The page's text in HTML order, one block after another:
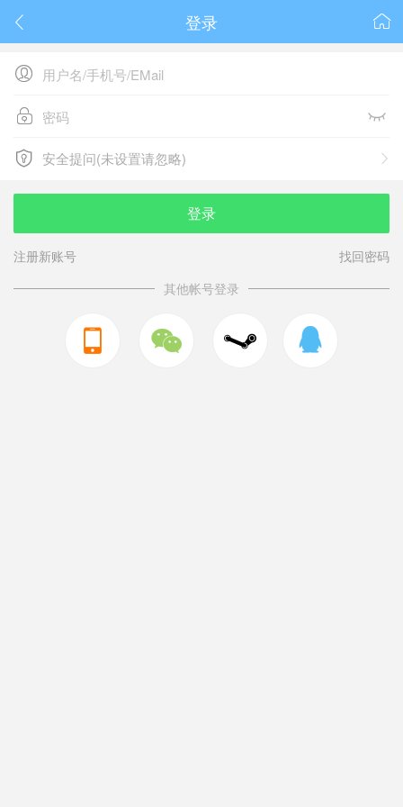
 
登录

 
 
安全提问(未设置请忽略)
安全提问(未设置请忽略)
登录
注册新账号
找回密码
其他帐号登录
  